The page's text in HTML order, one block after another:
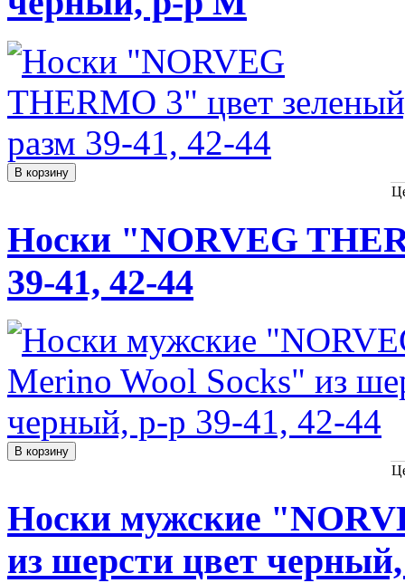
Носки "NORVEG
39-41, 42-44
Носки мужские
из шерсти цвет